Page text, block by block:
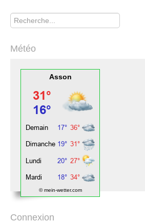
Rechercher
Météo
Asson
© mein-wetter.com
Connexion